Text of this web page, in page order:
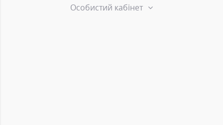
Особистий кабінет